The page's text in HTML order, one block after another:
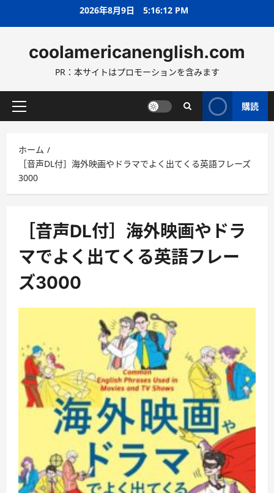
ス
ッ
2026年8月9日 5:16:13 PM
coolamericanenglish.com
PR：本サイトはプロモーションを含みます
メ
メ
ニ
ュ
ー
購読
ホーム
［音声DL付］海外映画やドラマでよく出てくる英語フレーズ
3000
［音声DL付］海外映画やドラ
マでよく出てくる英語フレー
ズ3000